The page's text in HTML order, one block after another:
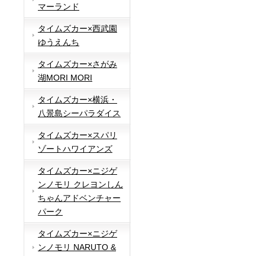
マーランド
タイムズカー×西武園
ゆうえんち
タイムズカー×さがみ
湖MORI MORI
タイムズカー×横浜・
八景島シーパラダイス
タイムズカー×スパリ
ゾートハワイアンズ
タイムズカー×ニジゲ
ンノモリ クレヨンしん
ちゃんアドベンチャー
パーク
タイムズカー×ニジゲ
ンノモリ NARUTO &